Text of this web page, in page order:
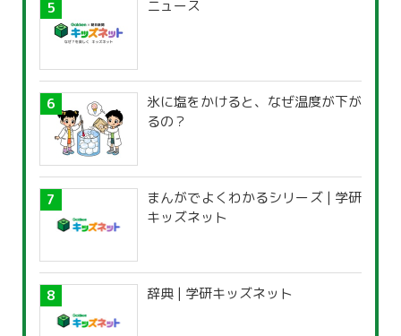
ニュース
氷に塩をかけると、なぜ温度が下が
るの？
まんがでよくわかるシリーズ | 学研
キッズネット
辞典 | 学研キッズネット